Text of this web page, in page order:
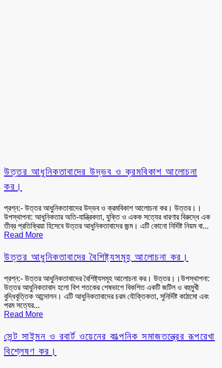
উত্তর আধুনিকতাবাদের উদ্ভব ও ক্রমবিকাশ আলোচনা
কর।
প্রশ্ন:- উত্তর আধুনিকতাবাদের উদ্ভব ও ক্রমবিকাশ আলোচনা কর। উত্তর।।
উপস্থাপনা: আধুনিকতার অতি-যান্ত্রিকতা, যুক্তি ও একক সত্যের ধারণার বিরুদ্ধে এক
তীব্র প্রতিক্রিয়া হিসেবে উত্তর আধুনিকতাবাদের জন্ম। এটি কোনো নির্দিষ্ট নিয়ম বা...
Read More
উত্তর আধুনিকতাবাদের বৈশিষ্ট্যসমূহ আলোচনা কর।
প্রশ্ন:- উত্তর আধুনিকতাবাদের বৈশিষ্ট্যসমূহ আলোচনা কর। উত্তর।।উপস্থাপনা:
উত্তর আধুনিকতাবাদ হলো বিশ শতকের শেষভাগে বিকশিত একটি জটিল ও বহুমুখী
বুদ্ধিবৃত্তিক আন্দোলন। এটি আধুনিকতাবাদের চরম যৌক্তিকতা, সুনির্দিষ্ট কাঠামো এবং
পরম সত্যের...
Read More
সেন্ট সাইমন ও রবার্ট ওয়েনের কাল্পনিক সমাজতন্ত্রের রূপরেখা
বিশ্লেষণ কর।